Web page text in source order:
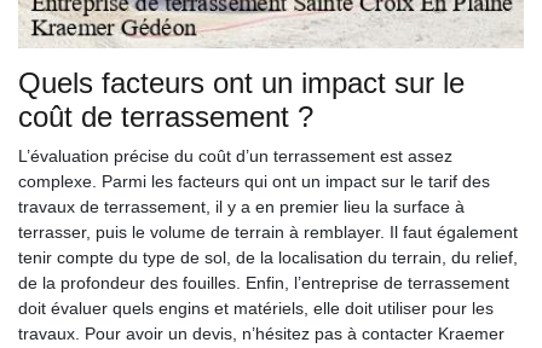
Quels facteurs ont un impact sur le
coût de terrassement ?
L’évaluation précise du coût d’un terrassement est assez
complexe. Parmi les facteurs qui ont un impact sur le tarif des
travaux de terrassement, il y a en premier lieu la surface à
terrasser, puis le volume de terrain à remblayer. Il faut également
tenir compte du type de sol, de la localisation du terrain, du relief,
de la profondeur des fouilles. Enfin, l’entreprise de terrassement
doit évaluer quels engins et matériels, elle doit utiliser pour les
travaux. Pour avoir un devis, n’hésitez pas à contacter Kraemer